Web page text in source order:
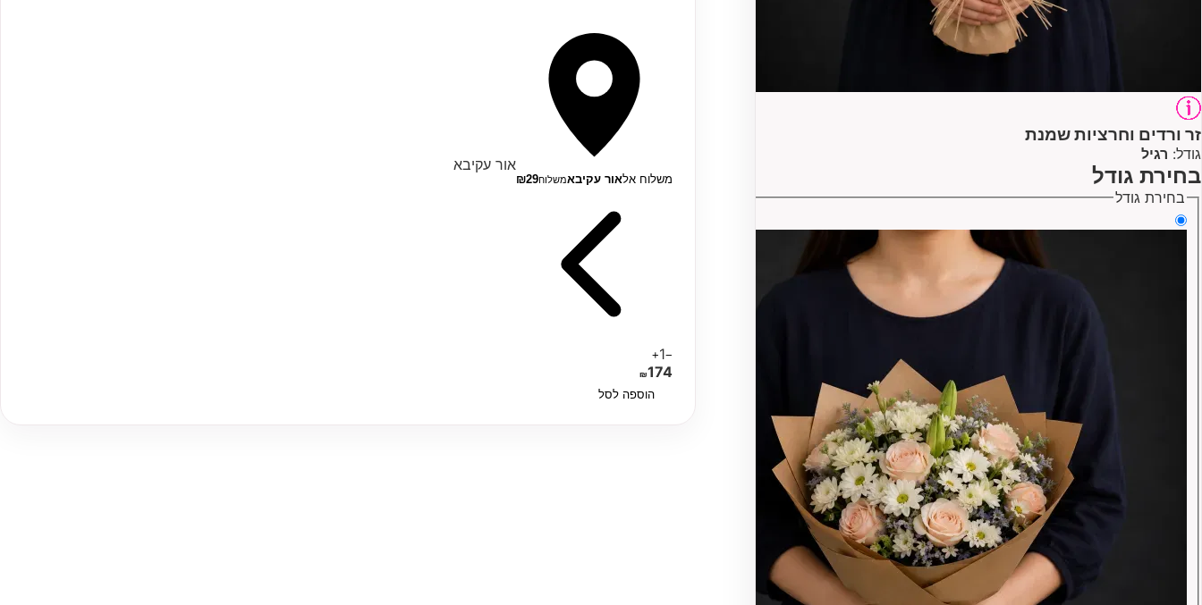
זר ורדים וחרציות שמנת
גודל: רגיל
בחירת גודל
בחירת גודל
משלוח אלאור עקיבאמשלוח ₪29
אור עקיבא
−
1
+
₪174
הוספה לסל